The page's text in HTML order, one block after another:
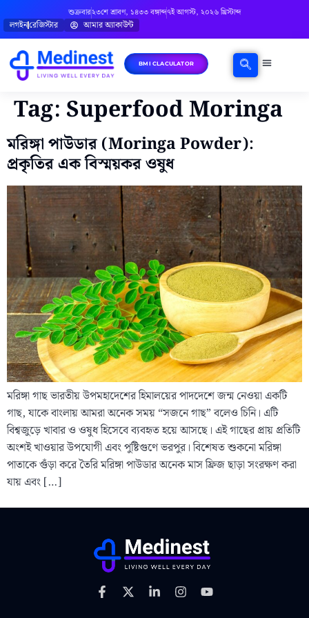
শুক্রবার২৩শে শ্রাবণ, ১৪৩৩ বঙ্গাব্দ৭ই আগস্ট, ২০২৬ খ্রিস্টাব্দ
লগইনরেজিস্টার আমার অ্যাকাউন্ট
BMI CLACULATOR
Tag: Superfood Moringa
মরিঙ্গা পাউডার (Moringa Powder):
প্রকৃতির এক বিস্ময়কর ওষুধ
মরিঙ্গা গাছ ভারতীয় উপমহাদেশের হিমালয়ের পাদদেশে জন্ম নেওয়া একটি
গাছ, যাকে বাংলায় আমরা অনেক সময় “সজনে গাছ” বলেও চিনি। এটি
বিশ্বজুড়ে খাবার ও ওষুধ হিসেবে ব্যবহৃত হয়ে আসছে। এই গাছের প্রায় প্রতিটি
অংশই খাওয়ার উপযোগী এবং পুষ্টিগুণে ভরপুর। বিশেষত শুকনো মরিঙ্গা
পাতাকে গুঁড়া করে তৈরি মরিঙ্গা পাউডার অনেক মাস ফ্রিজ ছাড়া সংরক্ষণ করা
যায় এবং […]